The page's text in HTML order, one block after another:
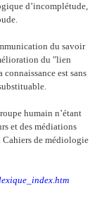
d’incomplétude,
du savoir
du "lien
est sans
humain n’étant
et des médiations
de médiologie